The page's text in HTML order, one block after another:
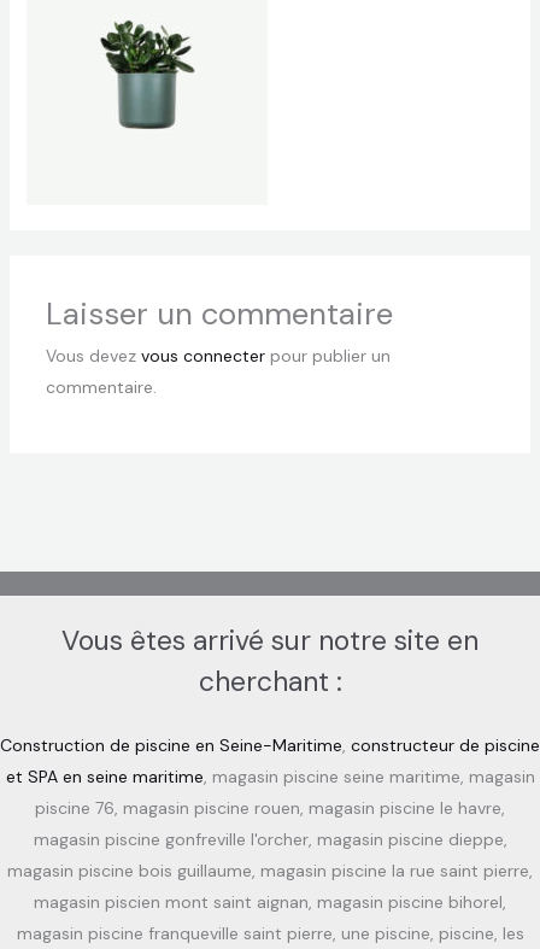
Laisser un commentaire
Vous devez vous connecterpour publier un
commentaire.
Vous êtes arrivé sur notre site en
cherchant :
Construction de piscine en Seine-Maritime, constructeur de piscine
et SPA en seine maritime, magasin piscine seine maritime, magasin
piscine 76, magasin piscine rouen, magasin piscine le havre,
magasin piscine gonfreville l'orcher, magasin piscine dieppe,
magasin piscine bois guillaume, magasin piscine la rue saint pierre,
magasin piscien mont saint aignan, magasin piscine bihorel,
magasin piscine franqueville saint pierre, une piscine, piscine, les